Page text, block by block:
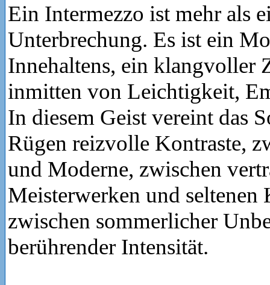
Ein Intermezzo ist mehr als
Unterbrechung. Es ist ein
Innehaltens, ein klangvoller
inmitten von Leichtigkeit,
In diesem Geist vereint das
Rügen reizvolle Kontraste,
und Moderne, zwischen
Meisterwerken und seltenen
zwischen sommerlicher
berührender Intensität.